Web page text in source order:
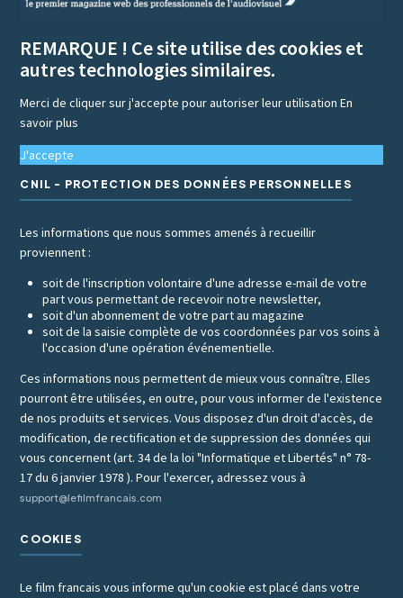
REMARQUE ! Ce site utilise des cookies et
autres technologies similaires.
Merci de cliquer sur j'accepte pour autoriser leur utilisationEn
savoir plus
J'accepte
CNIL - PROTECTION DES DONNÉES PERSONNELLES
Les informations que nous sommes amenés à recueillir
proviennent :
soit de l'inscription volontaire d'une adresse e-mail de votre
part vous permettant de recevoir notre newsletter,
soit d'un abonnement de votre part au magazine
soit de la saisie complète de vos coordonnées par vos soins à
l'occasion d'une opération événementielle.
Ces informations nous permettent de mieux vous connaître. Elles
pourront être utilisées, en outre, pour vous informer de l'existence
de nos produits et services. Vous disposez d'un droit d'accès, de
modification, de rectification et de suppression des données qui
vous concernent (art. 34 de la loi "Informatique et Libertés" n° 78-
17 du 6 janvier 1978 ). Pour l'exercer, adressez vous à
support@lefilmfrancais.com
COOKIES
Le film francais vous informe qu'un cookie est placé dans votre